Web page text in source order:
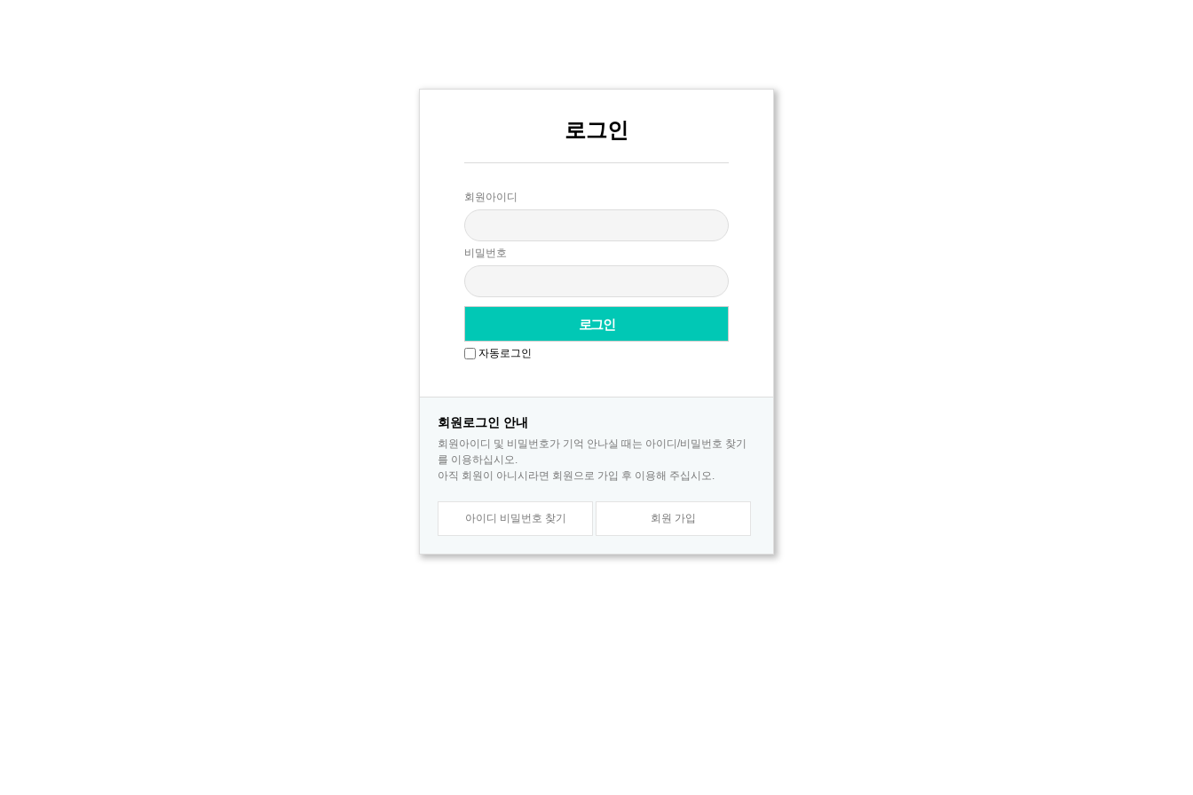
로그인
회원아이디
비밀번호
자동로그인
회원로그인 안내
회원아이디 및 비밀번호가 기억 안나실 때는 아이디/비밀번호 찾기
를 이용하십시오.
아직 회원이 아니시라면 회원으로 가입 후 이용해 주십시오.
아이디 비밀번호 찾기 회원 가입